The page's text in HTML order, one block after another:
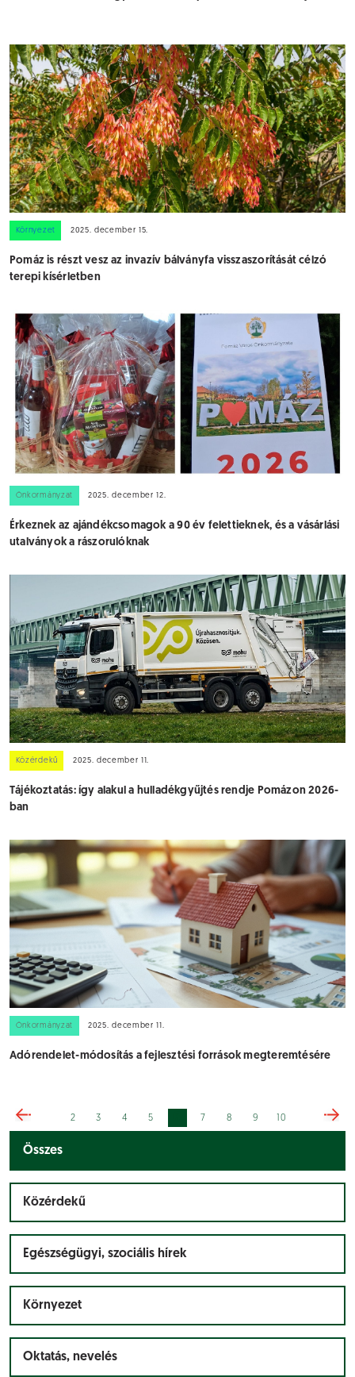
Környezet 2025. december 15.
Pomáz is részt vesz az invazív bálványfa visszaszorítását célzó
terepi kísérletben
Önkormányzat 2025. december 12.
Érkeznek az ajándékcsomagok a 90 év felettieknek, és a vásárlási
utalványok a rászorulóknak
Közérdekű 2025. december 11.
Tájékoztatás: így alakul a hulladékgyűjtés rendje Pomázon 2026-
ban
Önkormányzat 2025. december 11.
Adórendelet-módosítás a fejlesztési források megteremtésére
2 3 4 5 7 8 9 10
Összes
Közérdekű
Egészségügyi, szociális hírek
Környezet
Oktatás, nevelés